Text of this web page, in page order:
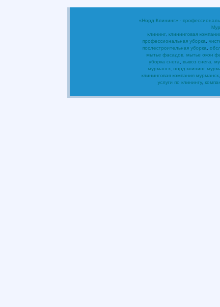
«Норд Клининг» -
клининг клининговая
профессиональная уборка
послестроительная уборка
мытье фасадов мытье окон
уборка снега
вывоз снега
мурманск, норд клининг
клининговая компания мурманск
услуги по клинингу,